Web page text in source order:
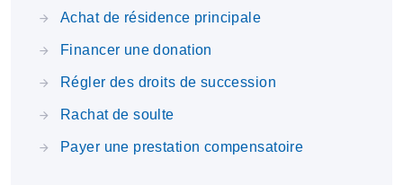
Achat de résidence principale
Financer une donation
Régler des droits de succession
Rachat de soulte
Payer une prestation compensatoire